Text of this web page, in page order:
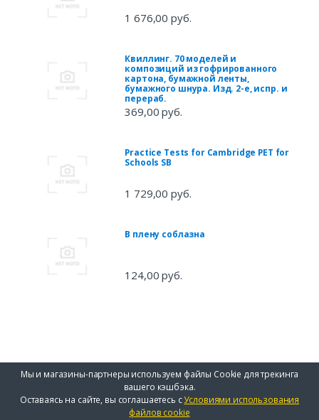
1 676,00 руб.
Квиллинг. 70 моделей и
композиций из гофрированного
картона, бумажной ленты,
бумажного шнура. Изд. 2-е, испр. и
перераб.
369,00 руб.
Practice Tests for Cambridge PET for
Schools SB
1 729,00 руб.
В плену соблазна
124,00 руб.
Мы и магазины-партнеры используем файлы Cookie для трекинга
вашего кэшбэка.
Оставаясь на сайте, вы соглашаетесь сУсловиями использования
файлов cookie